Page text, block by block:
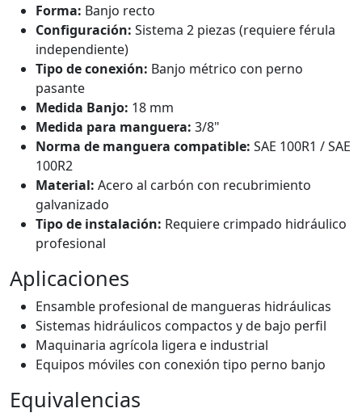
Forma: Banjo recto
Configuración: Sistema 2 piezas (requiere férula
independiente)
Tipo de conexión: Banjo métrico con perno
pasante
Medida Banjo: 18 mm
Medida para manguera: 3/8"
Norma de manguera compatible: SAE 100R1 / SAE
100R2
Material: Acero al carbón con recubrimiento
galvanizado
Tipo de instalación: Requiere crimpado hidráulico
profesional
Aplicaciones
Ensamble profesional de mangueras hidráulicas
Sistemas hidráulicos compactos y de bajo perfil
Maquinaria agrícola ligera e industrial
Equipos móviles con conexión tipo perno banjo
Equivalencias